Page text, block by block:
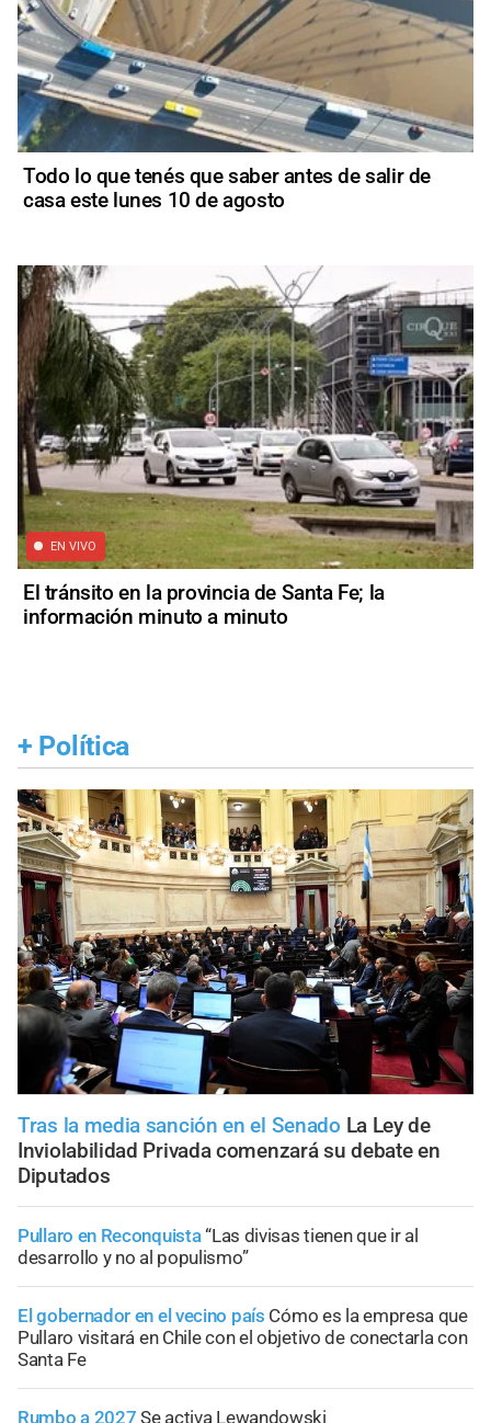
Todo lo que tenés que saber antes de salir de
casa este lunes 10 de agosto
EN VIVO
El tránsito en la provincia de Santa Fe; la
información minuto a minuto
+ Política
Tras la media sanción en el Senado La Ley de
Inviolabilidad Privada comenzará su debate en
Diputados
Pullaro en Reconquista“Las divisas tienen que ir al
desarrollo y no al populismo”
El gobernador en el vecino país Cómo es la empresa que
Pullaro visitará en Chile con el objetivo de conectarla con
Santa Fe
Rumbo a 2027 Se activa Lewandowski